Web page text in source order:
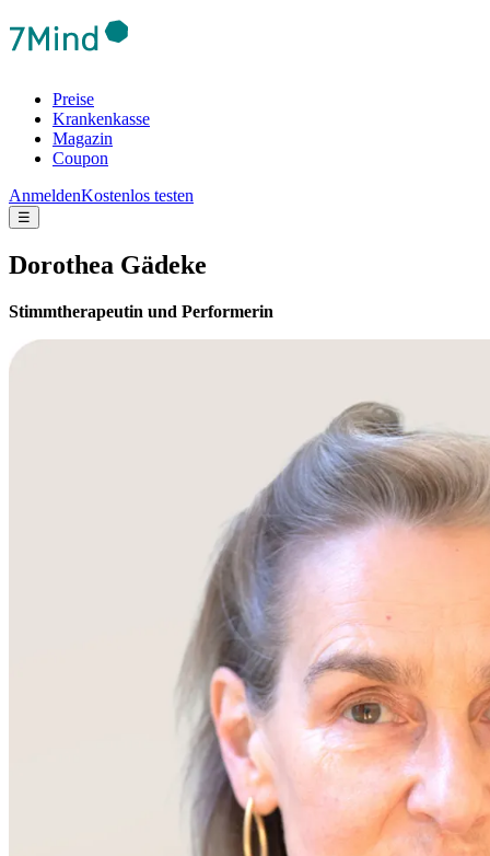
Preise
Krankenkasse
Magazin
Coupon
AnmeldenKostenlos testen
☰
Dorothea Gädeke
Stimmtherapeutin und Performerin